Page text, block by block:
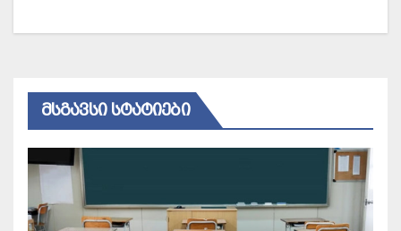
ᲛᲡᲒᲐᲕᲡᲘ ᲡᲢᲐᲢᲘᲔᲑᲘ